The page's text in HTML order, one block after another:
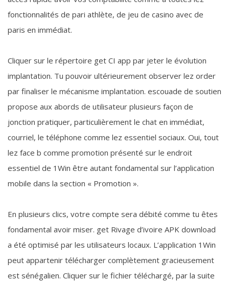
fonctionnalités de pari athlète, de jeu de casino avec de
paris en immédiat.
Cliquer sur le répertoire get CI app par jeter le évolution
implantation. Tu pouvoir ultérieurement observer lez order
par finaliser le mécanisme implantation. escouade de soutien
propose aux abords de utilisateur plusieurs façon de
jonction pratiquer, particulièrement le chat en immédiat,
courriel, le téléphone comme lez essentiel sociaux. Oui, tout
lez face b comme promotion présenté sur le endroit
essentiel de 1Win être autant fondamental sur l’application
mobile dans la section « Promotion ».
En plusieurs clics, votre compte sera débité comme tu êtes
fondamental avoir miser. get Rivage d’ivoire APK download
a été optimisé par les utilisateurs locaux. L’application 1Win
peut appartenir télécharger complètement gracieusement
est sénégalien. Cliquer sur le fichier téléchargé, par la suite